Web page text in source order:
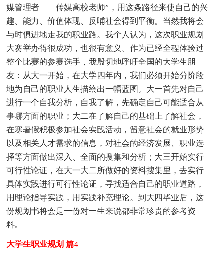
媒管理者——传媒高校老师”，用这条路径来使自己的兴
趣、能力、价值体现、反哺社会得到平衡。当然我将会
与时俱进地走我的职业路。我个人认为，这次职业规划
大赛举办得很成功，也很有意义。作为已经全程体验过
整个比赛的参赛选手，我殷切地呼吁全国的大学生朋
友：从大一开始，在大学四年内，我们必须开始分阶段
地为自己的职业人生描绘出一幅蓝图。大一首先对自己
进行一个自我分析，自我了解，先确定自己可能适合从
事哪方面的职业；大二在了解自己的基础上了解社会，
在寒暑假积极参加社会实践活动，留意社会的就业形势
以及相关人才需求的信息，对社会的经济发展、职业选
择等方面做出深入、全面的搜集和分析；大三开始实行
可行性论证，在大一大二所做好的资料搜集里，去实行
具体实践进行可行性论证，寻找适合自己的职业道路，
用理论指导实践，用实践补充理论。到大四毕业后，这
份规划书将会是一份对一生来说都非常珍贵的参考资
料。
大学生职业规划 篇4